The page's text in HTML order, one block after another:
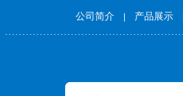
公司简介 产品展示